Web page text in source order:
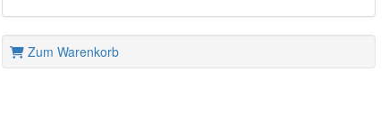
Zum Warenkorb